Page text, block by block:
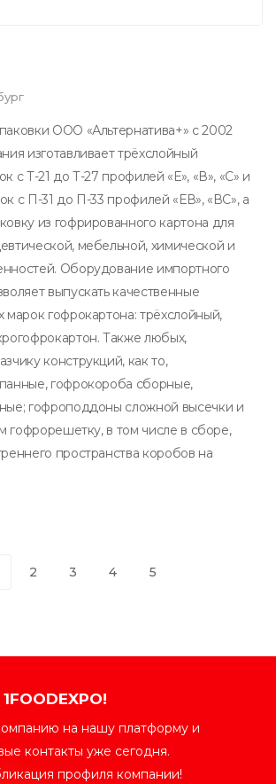
ООО «Альтернатива+» с 2002
изготавливает трёхслойный
с Т-21 до Т-27 профилей «Е», «В», «С» и
с П-31 до П-33 профилей «ЕВ», «ВС», а
из гофрированного картона для
мебельной, химической и
Оборудование импортного
выпускать качественные
марок гофрокартона: трёхслойный,
Также любых,
конструкций, как то,
гофрокороба сборные,
гофроподдоны сложной высечки и
гофрорешетку, в том числе в сборе,
пространства коробов на
2 3 4 5
на нашу платформу и
контакты уже сегодня.
профиля компании!